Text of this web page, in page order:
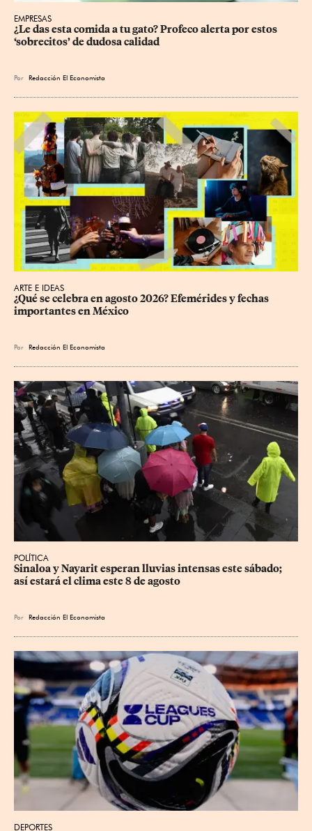
EMPRESAS
¿Le das esta comida a tu gato? Profeco alerta por estos
‘sobrecitos’ de dudosa calidad
Por Redacción El Economista
ARTE E IDEAS
¿Qué se celebra en agosto 2026? Efemérides y fechas
importantes en México
Por Redacción El Economista
POLÍTICA
Sinaloa y Nayarit esperan lluvias intensas este sábado;
así estará el clima este 8 de agosto
Por Redacción El Economista
DEPORTES